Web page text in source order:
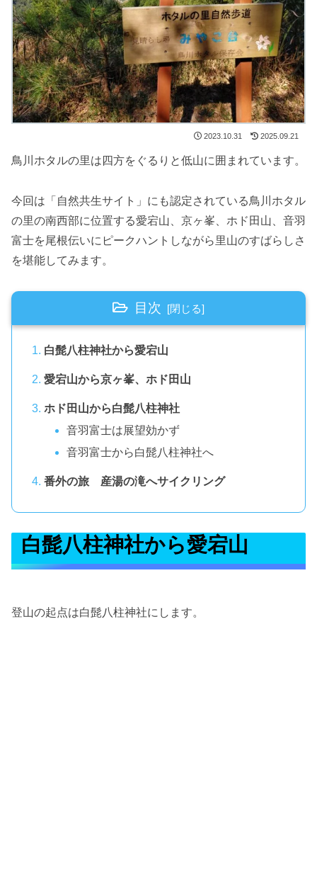
2023.10.31 2025.09.21
鳥川ホタルの里は四方をぐるりと低山に囲まれています。
今回は「自然共生サイト」にも認定されている鳥川ホタル
の里の南西部に位置する愛宕山、京ヶ峯、ホド田山、音羽
富士を尾根伝いにピークハントしながら里山のすばらしさ
を堪能してみます。
目次
白髭八柱神社から愛宕山
愛宕山から京ヶ峯、ホド田山
ホド田山から白髭八柱神社
音羽富士は展望効かず
音羽富士から白髭八柱神社へ
番外の旅 産湯の滝へサイクリング
白髭八柱神社から愛宕山
登山の起点は白髭八柱神社にします。